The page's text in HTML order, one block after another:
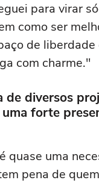
para virar
como ser
de
com charme."
de diversos
forte
quase uma
pena de